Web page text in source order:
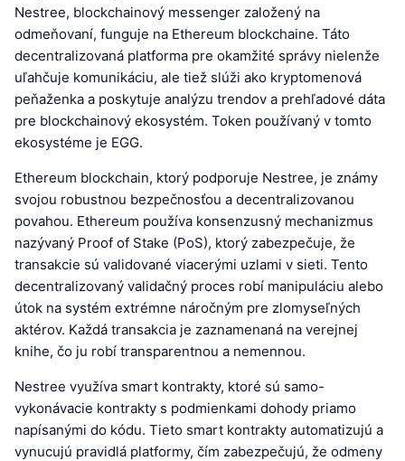
Nestree, blockchainový messenger založený na
odmeňovaní, funguje na Ethereum blockchaine. Táto
decentralizovaná platforma pre okamžité správy nielenže
uľahčuje komunikáciu, ale tiež slúži ako kryptomenová
peňaženka a poskytuje analýzu trendov a prehľadové dáta
pre blockchainový ekosystém. Token používaný v tomto
ekosystéme je EGG.
Ethereum blockchain, ktorý podporuje Nestree, je známy
svojou robustnou bezpečnosťou a decentralizovanou
povahou. Ethereum používa konsenzusný mechanizmus
nazývaný Proof of Stake (PoS), ktorý zabezpečuje, že
transakcie sú validované viacerými uzlami v sieti. Tento
decentralizovaný validačný proces robí manipuláciu alebo
útok na systém extrémne náročným pre zlomyseľných
aktérov. Každá transakcia je zaznamenaná na verejnej
knihe, čo ju robí transparentnou a nemennou.
Nestree využíva smart kontrakty, ktoré sú samo-
vykonávacie kontrakty s podmienkami dohody priamo
napísanými do kódu. Tieto smart kontrakty automatizujú a
vynucujú pravidlá platformy, čím zabezpečujú, že odmeny